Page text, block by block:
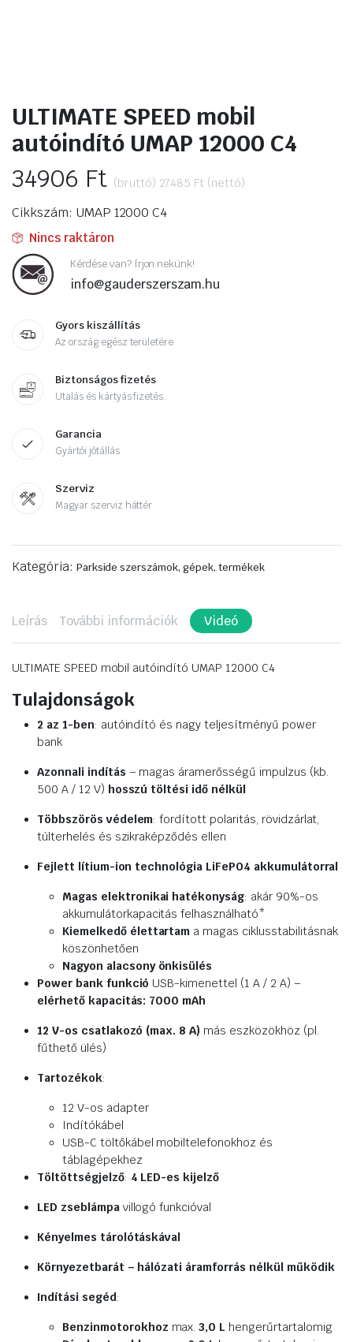
ULTIMATE SPEED mobil
autóindító UMAP 12000 C4
34906 Ft (bruttó) 27485 Ft (nettó)
Cikkszám: UMAP 12000 C4
Nincs raktáron
Kérdése van? Írjon nekünk!
info@gauderszerszam.hu
Gyors kiszállítás
Az ország egész területére
Biztonságos fizetés
Utalás és kártyás fizetés.
Garancia
Gyártói jótállás
Szerviz
Magyar szerviz háttér
Kategória: Parkside szerszámok, gépek, termékek
Leírás További információk Videó
ULTIMATE SPEED mobil autóindító UMAP 12000 C4
Tulajdonságok
2 az 1-ben: autóindító és nagy teljesítményű power
bank
Azonnali indítás – magas áramerősségű impulzus (kb.
500 A / 12 V) hosszú töltési idő nélkül
Többszörös védelem: fordított polaritás, rövidzárlat,
túlterhelés és szikraképződés ellen
Fejlett lítium-ion technológia LiFePO4 akkumulátorral
Magas elektronikai hatékonyság: akár 90%-os
akkumulátorkapacitás felhasználható*
Kiemelkedő élettartam a magas ciklusstabilitásnak
köszönhetően
Nagyon alacsony önkisülés
Power bank funkció USB-kimenettel (1 A / 2 A) –
elérhető kapacitás: 7000 mAh
12 V-os csatlakozó (max. 8 A) más eszközökhöz (pl.
fűthető ülés)
Tartozékok:
12 V-os adapter
Indítókábel
USB-C töltőkábel mobiltelefonokhoz és
táblagépekhez
Töltöttségjelző: 4 LED-es kijelző
LED zseblámpavillogó funkcióval
Kényelmes tárolótáskával
Környezetbarát – hálózati áramforrás nélkül működik
Indítási segéd:
Benzinmotorokhoz max.3,0 L hengerűrtartalomig